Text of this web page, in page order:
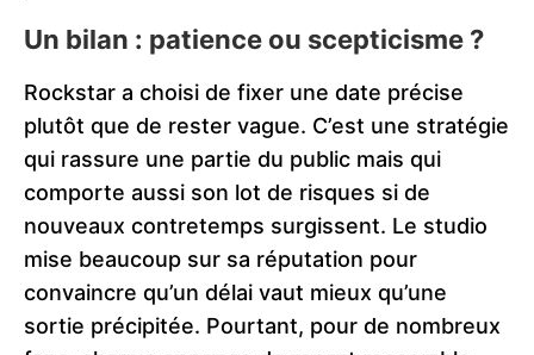
Un bilan : patience ou scepticisme ?
Rockstar a choisi de fixer une date précise
plutôt que de rester vague. C’est une stratégie
qui rassure une partie du public mais qui
comporte aussi son lot de risques si de
nouveaux contretemps surgissent. Le studio
mise beaucoup sur sa réputation pour
convaincre qu’un délai vaut mieux qu’une
sortie précipitée. Pourtant, pour de nombreux